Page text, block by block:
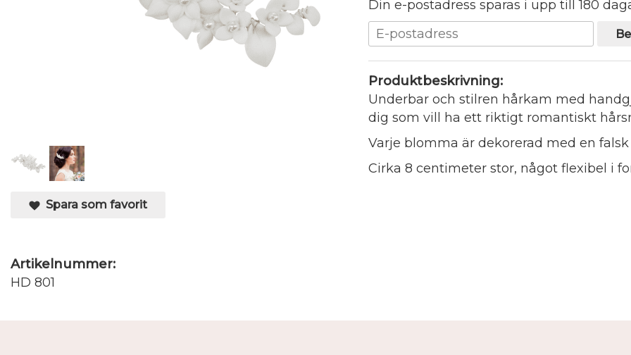
Din e-postadress sparas i upp till 180
Produktbeskrivning:
Underbar och stilren hårkam med
dig som vill ha ett riktigt romantiskt
Varje blomma är dekorerad med en falsk
Cirka 8 centimeter stor, något flexibel i
Spara som favorit
Artikelnummer:
HD 801